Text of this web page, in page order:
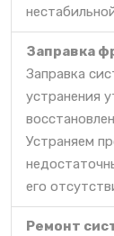
Заправка
Заправка
устранения
Устраняем
его
Ремонт